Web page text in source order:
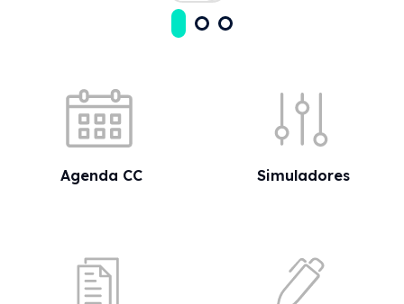
Agenda CC Simuladores